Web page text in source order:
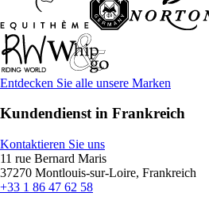
Entdecken Sie alle unsere Marken
Kundendienst in Frankreich
Kontaktieren Sie uns
11 rue Bernard Maris
37270 Montlouis-sur-Loire, Frankreich
+33 1 86 47 62 58